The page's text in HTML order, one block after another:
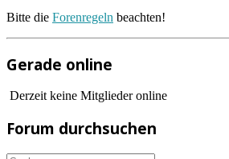
Bitte die Forenregeln beachten!
Gerade online
Derzeit keine Mitglieder online
Forum durchsuchen